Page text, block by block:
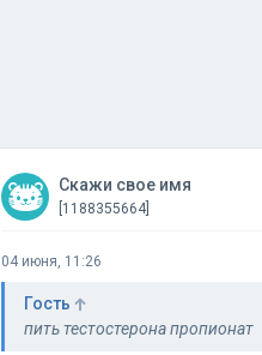
Скажи свое имя
[1188355664]
04 июня, 11:26
Гость
пить тестостерона пропионат